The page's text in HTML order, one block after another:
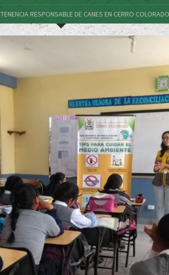
RESPONSABLE DE CANES EN CERRO COLORADO